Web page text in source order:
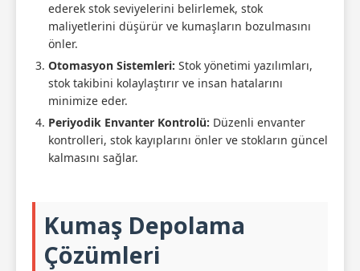
ederek stok seviyelerini belirlemek, stok
maliyetlerini düşürür ve kumaşların bozulmasını
önler.
Otomasyon Sistemleri: Stok yönetimi yazılımları,
stok takibini kolaylaştırır ve insan hatalarını
minimize eder.
Periyodik Envanter Kontrolü: Düzenli envanter
kontrolleri, stok kayıplarını önler ve stokların güncel
kalmasını sağlar.
Kumaş Depolama
Çözümleri